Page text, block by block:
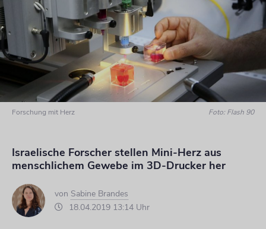
Forschung mit Herz Foto: Flash 90
Israelische Forscher stellen Mini-Herz aus
menschlichem Gewebe im 3D-Drucker her
von Sabine Brandes
18.04.2019 13:14 Uhr